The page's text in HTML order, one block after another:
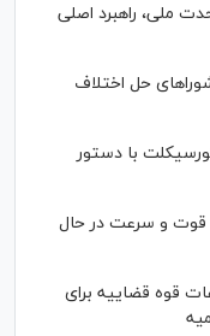
ملی، راهبرد اصلی
شورا‌های حل اختلاف
و موتورسیکلت با دستور
قوت و سرعت در حال
قوه قضاییه برای